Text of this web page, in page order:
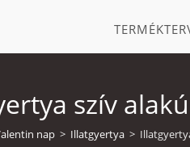
szív
nap > Illatgyertya >